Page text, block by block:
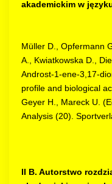
akademickim w
Müller D., Opfermann
A., Kwiatkowska D.,
Androst-1-ene-3,17-
profile and biological
Geyer H., Mareck U.
Analysis (20).
II B. Autorstwo